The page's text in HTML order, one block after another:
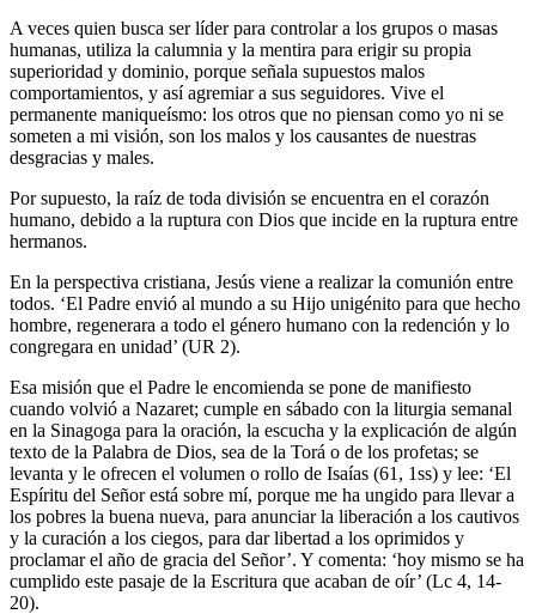
A veces quien busca ser líder para controlar a los grupos o masas
humanas, utiliza la calumnia y la mentira para erigir su propia
superioridad y dominio, porque señala supuestos malos
comportamientos, y así agremiar a sus seguidores. Vive el
permanente maniqueísmo: los otros que no piensan como yo ni se
someten a mi visión, son los malos y los causantes de nuestras
desgracias y males.
Por supuesto, la raíz de toda división se encuentra en el corazón
humano, debido a la ruptura con Dios que incide en la ruptura entre
hermanos.
En la perspectiva cristiana, Jesús viene a realizar la comunión entre
todos. ‘El Padre envió al mundo a su Hijo unigénito para que hecho
hombre, regenerara a todo el género humano con la redención y lo
congregara en unidad’ (UR 2).
Esa misión que el Padre le encomienda se pone de manifiesto
cuando volvió a Nazaret; cumple en sábado con la liturgia semanal
en la Sinagoga para la oración, la escucha y la explicación de algún
texto de la Palabra de Dios, sea de la Torá o de los profetas; se
levanta y le ofrecen el volumen o rollo de Isaías (61, 1ss) y lee: ‘El
Espíritu del Señor está sobre mí, porque me ha ungido para llevar a
los pobres la buena nueva, para anunciar la liberación a los cautivos
y la curación a los ciegos, para dar libertad a los oprimidos y
proclamar el año de gracia del Señor’. Y comenta: ‘hoy mismo se ha
cumplido este pasaje de la Escritura que acaban de oír’ (Lc 4, 14-
20).